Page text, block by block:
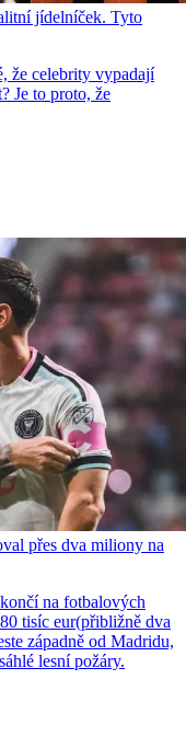
jídelníček. Tyto
že celebrity vypadají
Je to proto, že
přes dva miliony na
na fotbalových
tisíc eur(přibližně dva
západně od Madridu,
lesní požáry.